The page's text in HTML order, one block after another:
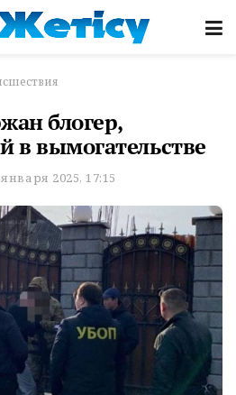
блогер,
в вымогательстве
января 2025, 17:15